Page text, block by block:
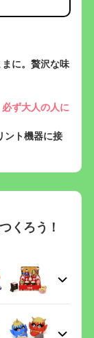
に。贅沢な味
ず大人の人に
ント機器に接
くろう！